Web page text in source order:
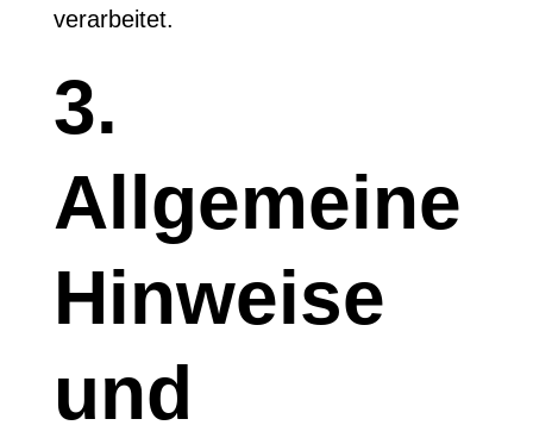
verarbeitet.
3.
Allgemeine
Hinweise
und